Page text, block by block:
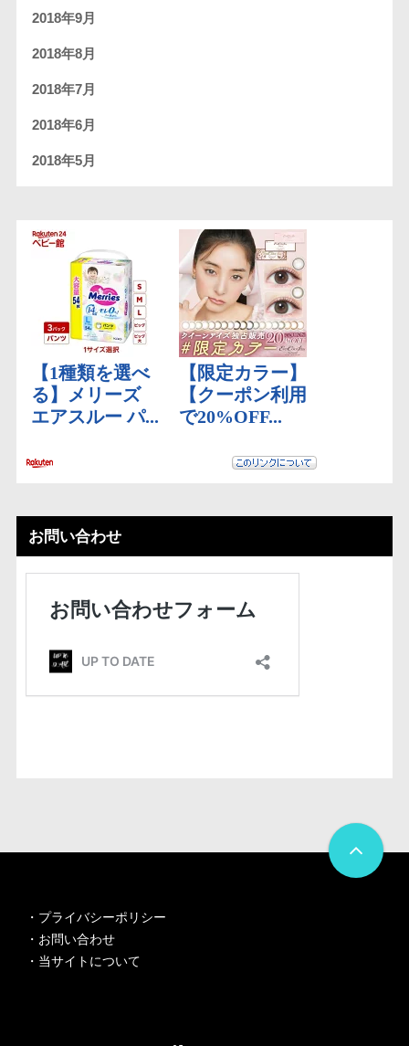
2018年9月
2018年8月
2018年7月
2018年6月
2018年5月
お問い合わせ
・ プライバシーポリシー
・ お問い合わせ
・ 当サイトについて